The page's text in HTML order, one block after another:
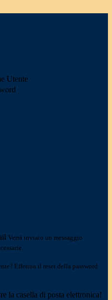
Utente
Verrà inviato un messaggio
Effettua il reset della password
la casella di posta elettronica!